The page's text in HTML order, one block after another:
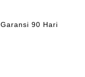
Garansi 90 Hari